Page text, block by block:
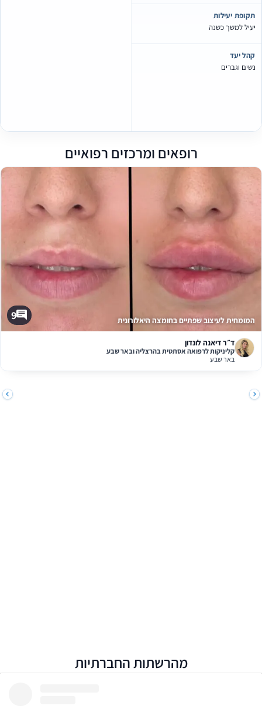
יעילות
למשך כשנה
יעד
וגברים
רופאים ומרכזים רפואיים
לעיצוב שפתיים בחומצה היאלורונית 9
ד״ר דיאנה לונדון
קליניקות לרפואה אסתטית בהרצליה ובאר שבע
באר שבע
מהרשתות החברתיות